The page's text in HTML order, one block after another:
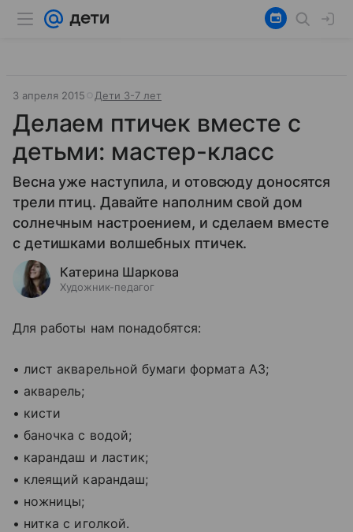
3 апреля 2015 Дети 3-7 лет
Делаем птичек вместе с
детьми: мастер-класс
Весна уже наступила, и отовсюду доносятся
трели птиц. Давайте наполним свой дом
солнечным настроением, и сделаем вместе
с детишками волшебных птичек.
Катерина Шаркова
Художник-педагог
Для работы нам понадобятся:
• лист акварельной бумаги формата А3;
• акварель;
• кисти
• баночка с водой;
• карандаш и ластик;
• клеящий карандаш;
• ножницы;
• нитка с иголкой.